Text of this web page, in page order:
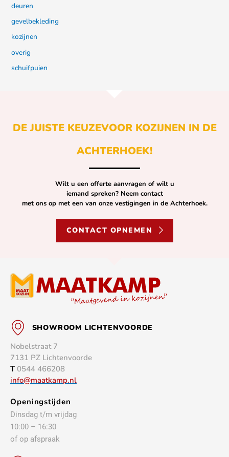
deuren
gevelbekleding
kozijnen
overig
schuifpuien
DE JUISTE KEUZEVOOR KOZIJNEN IN DE
ACHTERHOEK!
Wilt u een offerte aanvragen of wilt u
iemand spreken? Neem contact
met ons op met een van onze vestigingen in de Achterhoek.
CONTACT OPNEMEN
SHOWROOM LICHTENVOORDE
Nobelstraat 7
7131 PZ Lichtenvoorde
T 0544 466208
info@maatkamp.nl
Openingstijden
Dinsdag t/m vrijdag
10:00 – 16:30
of op afspraak